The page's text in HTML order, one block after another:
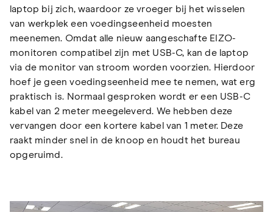
laptop bij zich, waardoor ze vroeger bij het wisselen
van werkplek een voedingseenheid moesten
meenemen. Omdat alle nieuw aangeschafte EIZO-
monitoren compatibel zijn met USB-C, kan de laptop
via de monitor van stroom worden voorzien. Hierdoor
hoef je geen voedingseenheid mee te nemen, wat erg
praktisch is. Normaal gesproken wordt er een USB-C
kabel van 2 meter meegeleverd. We hebben deze
vervangen door een kortere kabel van 1 meter. Deze
raakt minder snel in de knoop en houdt het bureau
opgeruimd.